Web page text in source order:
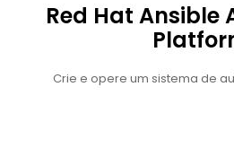
Red Hat Ansible
Crie e opere um sistema de